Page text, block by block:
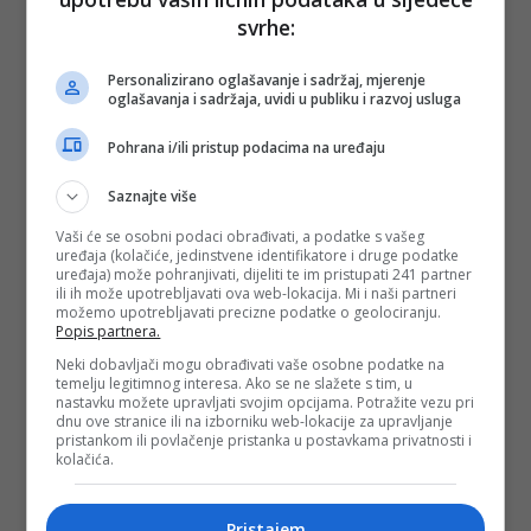
- Pa nije puno 70 eura za četiri osobe u špici sezone -
napisao je jedan korisnik, dok su drugi tvrdili da je upravo
Bilo je i onih koji su zaključili da je konkurencija danas
modernije uređene apartmane ili smještaj bliže moru. Neki
su pak isticali da rastu troškovi održavanja, režija i davanja
zaradu.
Iako su mišljenja podijeljena, jedna stvar nije prošla
nezapaženo. Mnogi su priznali da ih je iznenadilo što se
netko odlučio potpuno odustati od iznajmljivanja u mjestu
poput Baške Vode, jednom od najpoznatijih turističkih
odredišta na Makarskoj rivijeri.
Hoće li primjer Apartmana San Marino ostati tek izdvojen
slučaj ili znak promjena koje osjećaju i drugi mali
iznajmljivači, teško je procijeniti. No sudeći prema broju
komentara koje je izazvala njihova oproštajna objava, tema
je pogodila mnogo šire od kruga njihovih dosadašnjih
gostiju.
(DEPO PORTAL/ad)
svrhe:
Personalizirano oglašavanje i sadržaj, mjerenje
oglašavanja i sadržaja, uvidi u publiku i razvoj usluga
Pohrana i/ili pristup podacima na uređaju
Saznajte više
Vaši će se osobni podaci obrađivati, a podatke s vašeg
uređaja (kolačiće, jedinstvene identifikatore i druge podatke
uređaja) može pohranjivati, dijeliti te im pristupati 241 partner
ili ih može upotrebljavati ova web-lokacija. Mi i naši partneri
možemo upotrebljavati precizne podatke o geolociranju.
Popis partnera.
Neki dobavljači mogu obrađivati vaše osobne podatke na
temelju legitimnog interesa. Ako se ne slažete s tim, u
nastavku možete upravljati svojim opcijama. Potražite vezu pri
dnu ove stranice ili na izborniku web-lokacije za upravljanje
pristankom ili povlačenje pristanka u postavkama privatnosti i
kolačića.